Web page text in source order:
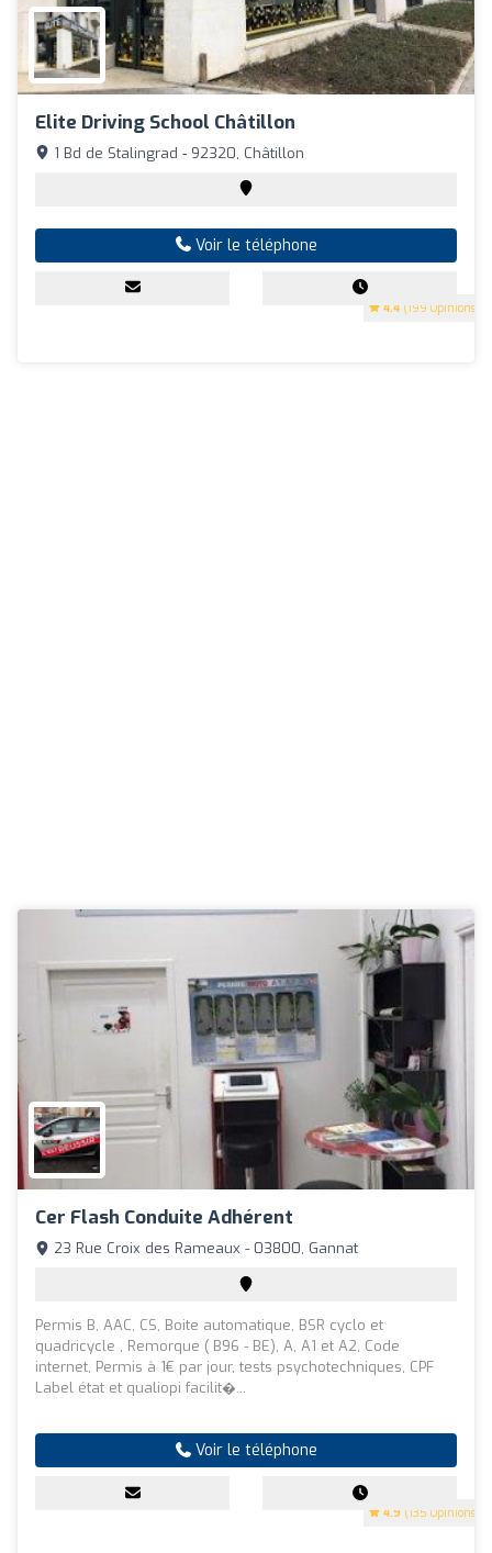
Elite Driving School Châtillon
4.4 (199 Opinions)
1 Bd de Stalingrad - 92320, Châtillon
Voir le téléphone
Cer Flash Conduite Adhérent
4.9 (135 Opinions)
23 Rue Croix des Rameaux - 03800, Gannat
Permis B, AAC, CS, Boite automatique, BSR cyclo et
quadricycle , Remorque ( B96 - BE), A, A1 et A2, Code
internet, Permis à 1€ par jour, tests psychotechniques, CPF
Label état et qualiopi facilit�...
Voir le téléphone